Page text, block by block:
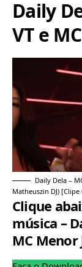
Daily
VT e
Daily Dela –
Matheuszin DJ)
Clique
música –
MC Menor